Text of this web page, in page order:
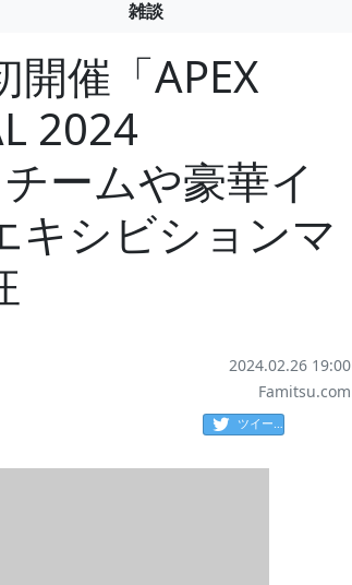
雑談
催「APEX
2024
ームや豪華イ
キシビションマ
2024.02.26 19:00
Famitsu.com
ツイート